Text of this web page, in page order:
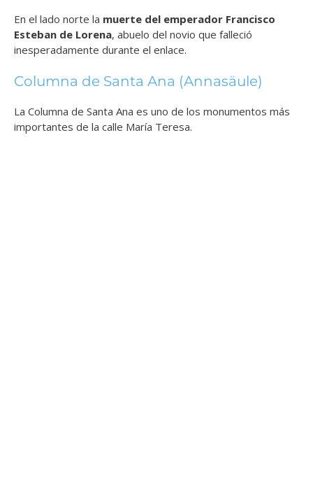
En el lado norte la muerte del emperador Francisco
Esteban de Lorena, abuelo del novio que falleció
inesperadamente durante el enlace.
Columna de Santa Ana (Annasäule)
La Columna de Santa Ana es uno de los monumentos más
importantes de la calle María Teresa.